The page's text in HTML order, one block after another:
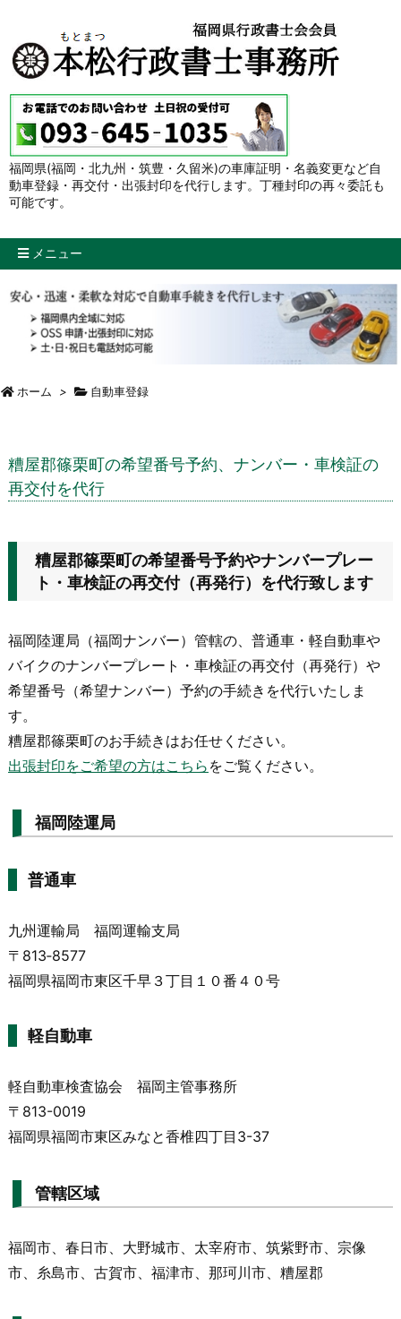
福岡県(福岡・北九州・筑豊・久留米)の車庫証明・名義変更など自
動車登録・再交付・出張封印を代行します。丁種封印の再々委託も
可能です。
メニュー
ホーム > 自動車登録
糟屋郡篠栗町の希望番号予約、ナンバー・車検証の
再交付を代行
糟屋郡篠栗町の希望番号予約やナンバープレー
ト・車検証の再交付（再発行）を代行致します
福岡陸運局（福岡ナンバー）管轄の、普通車・軽自動車や
バイクのナンバープレート・車検証の再交付（再発行）や
希望番号（希望ナンバー）予約の手続きを代行いたしま
す。
糟屋郡篠栗町のお手続きはお任せください。
出張封印をご希望の方はこちら をご覧ください。
福岡陸運局
普通車
九州運輸局 福岡運輸支局
〒813‐8577
福岡県福岡市東区千早３丁目１０番４０号
軽自動車
軽自動車検査協会 福岡主管事務所
〒813-0019
福岡県福岡市東区みなと香椎四丁目3-37
管轄区域
福岡市、春日市、大野城市、太宰府市、筑紫野市、宗像
市、糸島市、古賀市、福津市、那珂川市、糟屋郡